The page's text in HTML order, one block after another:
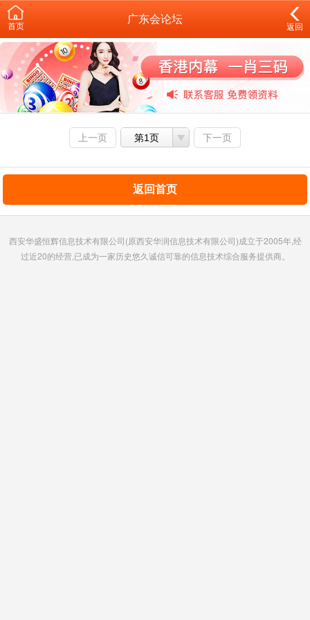
首页
广东会论坛
返回
上一页 第1页 下一页
返回首页
西安华盛恒辉信息技术有限公司(原西安华润信息技术有限公司)成立于2005年,经
过近20的经营,已成为一家历史悠久诚信可靠的信息技术综合服务提供商。